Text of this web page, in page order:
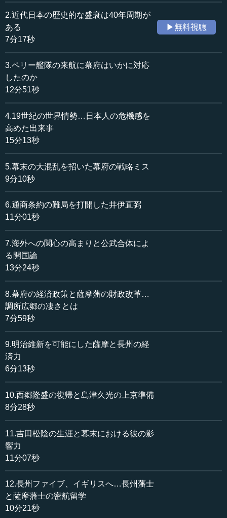
≪全文≫
●小御所会議と慶喜の辞官納地
王政復古を受けて、慶応3年12月9日（1868年1月3日）夕
ないということになったのですが、当時10代の明治天皇、
公家衆、諸大名が出席しました。議定である中山忠能が、
将軍が大政奉還し将軍職を辞任したので、王政の基礎を固
めるためにこの会議を開くのだと、開会を宣言しました。
公家側からは、慶喜に官位の返上と領地の返納を求める
という議題が出ました。そうすると山内容堂は「慶喜が召
て、「この暴挙をあえてした2～3の公家の意中は何か。幼
沖の天子を擁して権力を私しようとする者である」、と岩
倉具視を糾弾したのです。
岩倉は、当時、孝明天皇を毒殺したとまで言われていま
した。岩倉は「御前でござるぞ。幼き天子を擁してとは何
事だ。無礼にもほどがある」と反撃しました。大久保利通
はすかさず「辞官納地をして慶喜は誠意を見せることが先
決だ」と主張します。ところが、山内は譲らず、大口論と
なりました。倒幕派はそろそろ一時休憩しようということ
で、休憩に入りました。
会議に出席した部下の岩下方平が西郷隆盛に助言を求め
ます。その西郷が次のように言います。「匕首（あいく
問題は片付くだろう、と言ったのです。この発言が芸州藩
から土佐藩に伝言され、そして山内の耳に入りました。再
開した会議ではこれを聞き沈黙を守り、終始、岩倉のペー
スで会議が進み、辞官納地が決定しました。この西郷の一
言が決定的だったといわれています。
新政府は慶喜に対して、辞官納地を要求しました。しか
し、新政府内の公議政体派は、慶喜に新政府の参加を求
め、倒幕派に反撃します。慶喜は、辞官納地の猶予を求め
た上で、わざと衝突を避けるため、大坂城に退去しまし
そして、平時であれば公議政体派と幕府派の大名がはる
かに多数であるため、松平春嶽や山内らの公議政体派は、
慶喜の側近と協議して、領地返還の条件を緩和し、慶喜を
2.近代日本の歴史的な盛衰は40年周期が
ある
7分17秒
▶無料視聴
3.ペリー艦隊の来航に幕府はいかに対応
したのか
12分51秒
4.19世紀の世界情勢…日本人の危機感を
高めた出来事
15分13秒
5.幕末の大混乱を招いた幕府の戦略ミス
9分10秒
6.通商条約の難局を打開した井伊直弼
11分01秒
7.海外への関心の高まりと公武合体によ
る開国論
13分24秒
8.幕府の経済政策と薩摩藩の財政改革…
調所広郷の凄さとは
7分59秒
9.明治維新を可能にした薩摩と長州の経
済力
6分13秒
10.西郷隆盛の復帰と島津久光の上京準備
8分28秒
11.吉田松陰の生涯と幕末における彼の影
響力
11分07秒
12.長州ファイブ、イギリスへ…長州藩士
と薩摩藩士の密航留学
10分21秒